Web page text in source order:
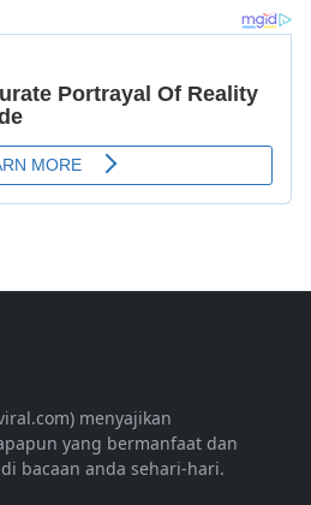
menyajikan
yang bermanfaat dan
bacaan anda sehari-hari.